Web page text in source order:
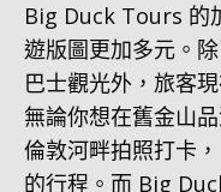
Big Duck Tours 的
遊版圖更加多元。
巴士觀光外，旅客
無論你想在舊金山
倫敦河畔拍照打卡
的行程。而 Big